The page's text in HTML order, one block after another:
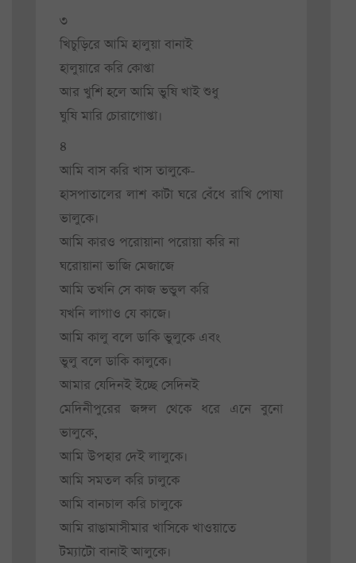
৩
খিচুড়িরে আমি হালুয়া বানাই
হালুয়ারে করি কোপ্তা
আর খুশি হলে আমি ভুষি খাই শুধু
ঘুষি মারি চোরাগোপ্তা।
৪
আমি বাস করি খাস তালুকে-
হাসপাতালের লাশ কাটা ঘরে বেঁধে রাখি পোষা
ভালুকে।
আমি কারও পরোয়ানা পরোয়া করি না
ঘরোয়ানা ভাজি মেজাজে
আমি তখনি সে কাজ ভন্ডুল করি
যখনি লাগাও যে কাজে।
আমি কালু বলে ডাকি ভুলুকে এবং
ভুলু বলে ডাকি কালুকে।
আমার যেদিনই ইচ্ছে সেদিনই
মেদিনীপুরের জঙ্গল থেকে ধরে এনে বুনো
ভালুকে,
আমি উপহার দেই লালুকে।
আমি সমতল করি ঢালুকে
আমি বানচাল করি চালুকে
আমি রাঙামাসীমার খাসিকে খাওয়াতে
টম্যাটো বানাই আলুকে।